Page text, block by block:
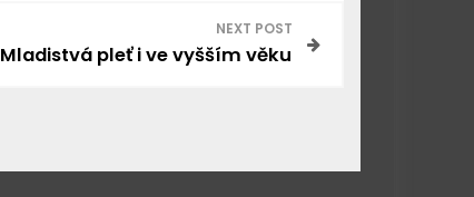
NEXT POST
Mladistvá pleť i ve vyšším věku